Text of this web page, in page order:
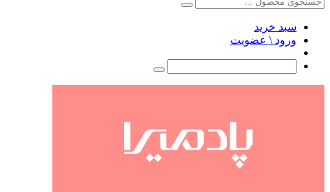
سبد خرید
ورود \ عضویت